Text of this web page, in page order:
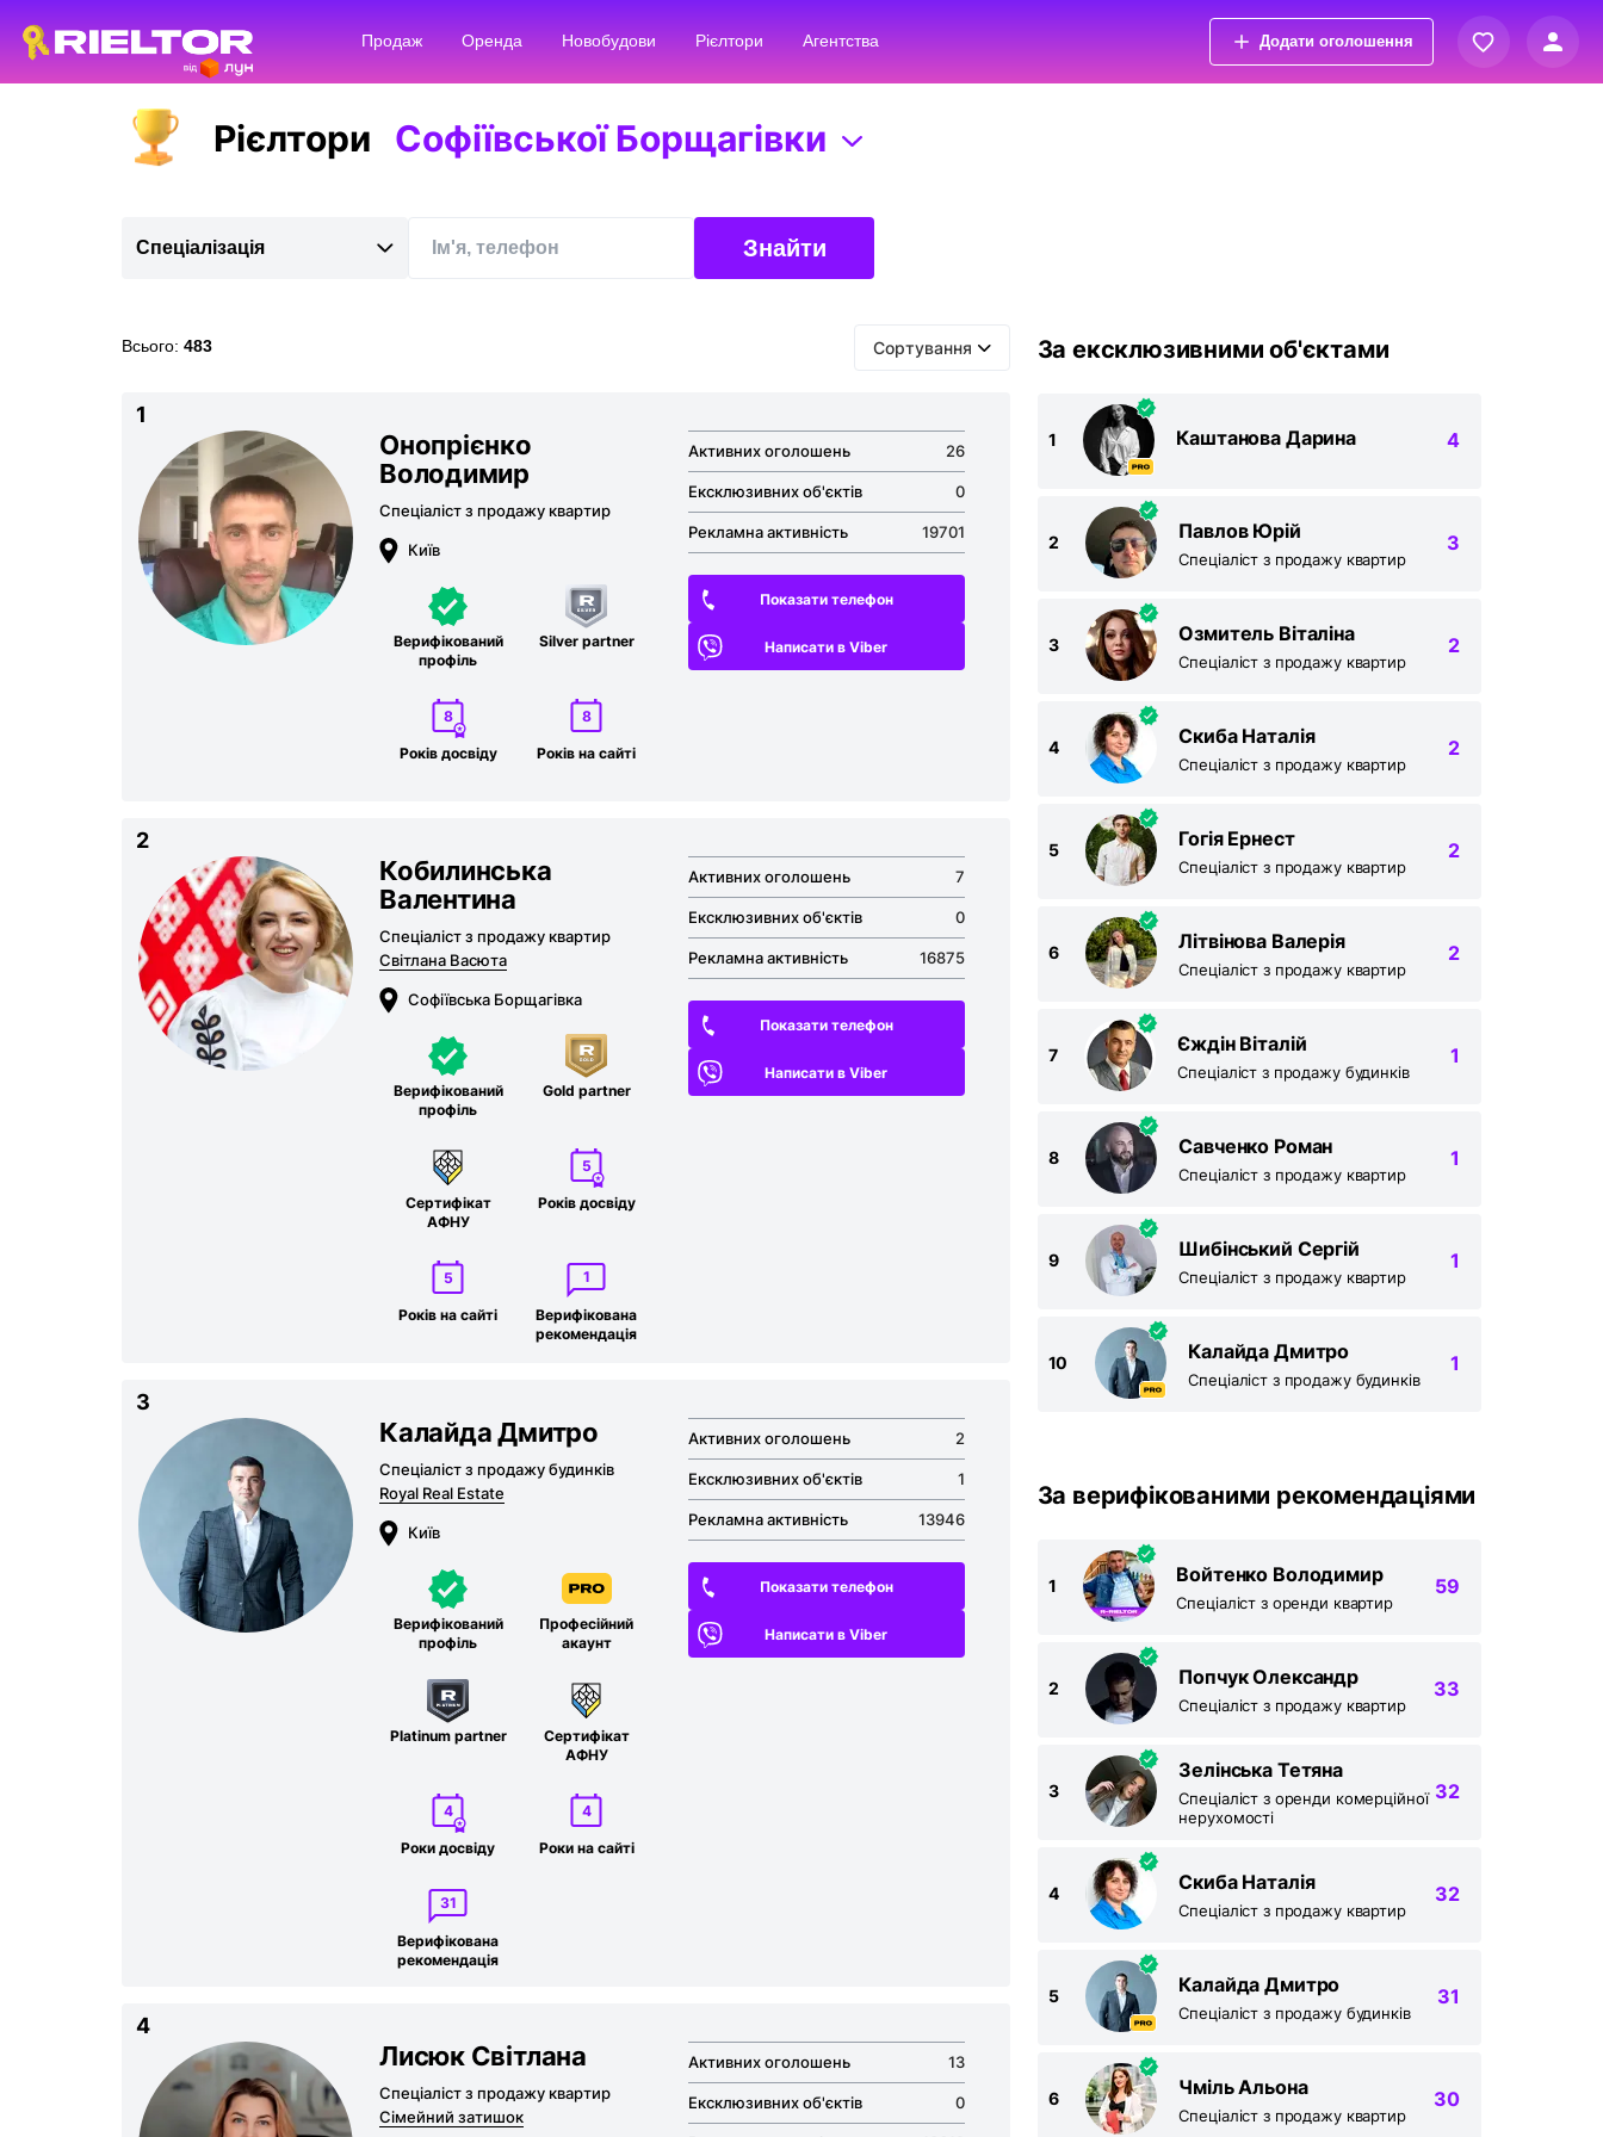
Продаж Оренда Новобудови Рієлтори Агентства Додати оголошення
Вхід
Рієлтори Софіївської Борщагівки
Спеціалізація Знайти
Всього: 483 Сортування
1
Онопрієнко
Володимир
Спеціаліст з продажу квартир
Київ
Верифікований
профіль
Silver partner
8
Років досвіду
8
Років на сайті
Активних оголошень 26
Ексклюзивних об'єктів 0
Рекламна активність 19701
Показати телефон
Написати в Viber
2
Кобилинська
Валентина
Спеціаліст з продажу квартир
Світлана Васюта
Софіївська Борщагівка
Верифікований
профіль
Gold partner
Сертифікат
АФНУ
5
Років досвіду
5
Років на сайті
1
Верифікована
рекомен­дація
Активних оголошень 7
Ексклюзивних об'єктів 0
Рекламна активність 16875
Показати телефон
Написати в Viber
3
Калайда Дмитро
Спеціаліст з продажу будинків
Royal Real Estate
Київ
Верифікований
профіль
Професійний
акаунт
Platinum partner
Сертифікат
АФНУ
4
Роки досвіду
4
Роки на сайті
31
Верифікована
рекомен­дація
Активних оголошень 2
Ексклюзивних об'єктів 1
Рекламна активність 13946
Показати телефон
Написати в Viber
4
Лисюк Світлана
Спеціаліст з продажу квартир
Сімейний затишок
Активних оголошень 13
Ексклюзивних об'єктів 0
За ексклюзивними об'єктами
1 Каштанова Дарина 4
2 Павлов Юрій
Спеціаліст з продажу квартир
3
3 Озмитель Віталіна
Спеціаліст з продажу квартир
2
4 Скиба Наталія
Спеціаліст з продажу квартир
2
5 Гогія Ернест
Спеціаліст з продажу квартир
2
6 Літвінова Валерія
Спеціаліст з продажу квартир
2
7 Єждін Віталій
Спеціаліст з продажу будинків
1
8 Савченко Роман
Спеціаліст з продажу квартир
1
9 Шибінський Сергій
Спеціаліст з продажу квартир
1
10 Калайда Дмитро
Спеціаліст з продажу будинків
1
За верифікованими рекомендаціями
1 Войтенко Володимир
Спеціаліст з оренди квартир
59
2 Попчук Олександр
Спеціаліст з продажу квартир
33
3
Зелінська Тетяна
Спеціаліст з оренди комерційної
нерухомості
32
4 Скиба Наталія
Спеціаліст з продажу квартир
32
5 Калайда Дмитро
Спеціаліст з продажу будинків
31
6 Чміль Альона
Спеціаліст з продажу квартир
30